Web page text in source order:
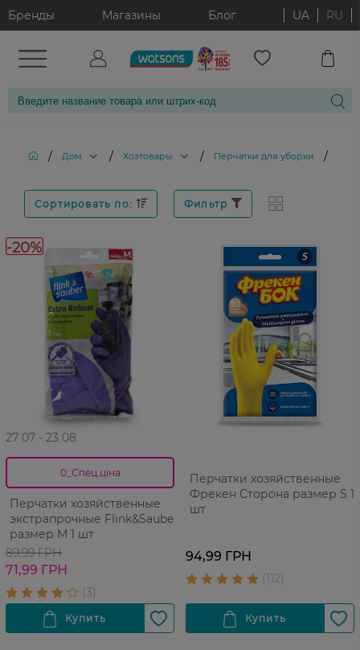
Бренды Магазины Блог UA RU
/ Дом / Хозтовары / Перчатки для уборки /
Сортировать по: Фильтр
-20%
27 07 - 23 08
0_Спец.ціна
Перчатки хозяйственные
экстрапрочные Flink&Sauber
размер М 1 шт
89,99 ГРН
71,99 ГРН
Перчатки хозяйственные
Фрекен Сторона размер S 1
шт
94,99 ГРН